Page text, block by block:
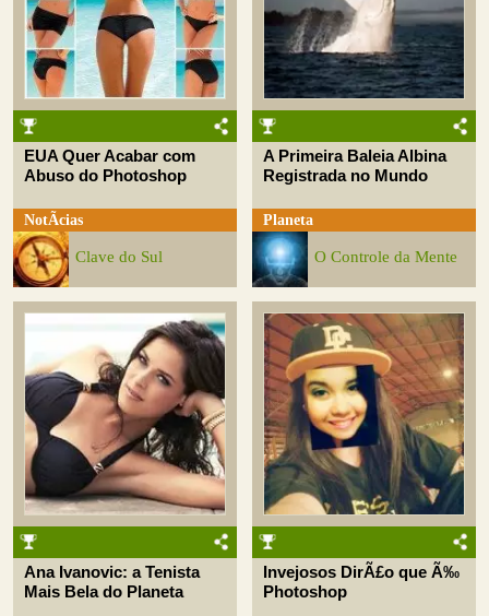
EUA Quer Acabar com
Abuso do Photoshop
NotÃ­cias
Clave do Sul
A Primeira Baleia Albina
Registrada no Mundo
Planeta
O Controle da Mente
Ana Ivanovic: a Tenista
Mais Bela do Planeta
Invejosos DirÃ£o que Ã‰
Photoshop